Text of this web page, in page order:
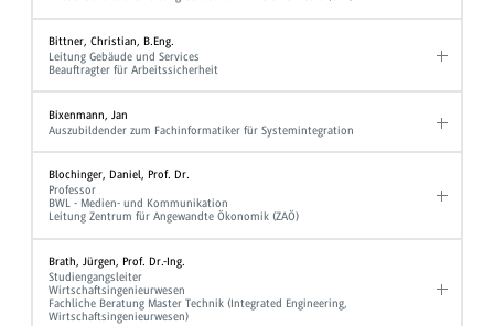
Bittner, Christian, B.Eng.
Leitung Gebäude und Services
Beauftragter für Arbeitssicherheit
Bixenmann, Jan
Auszubildender zum Fachinformatiker für Systemintegration
Blochinger, Daniel, Prof. Dr.
Professor
BWL - Medien- und Kommunikation
Leitung Zentrum für Angewandte Ökonomik (ZAÖ)
Brath, Jürgen, Prof. Dr.-Ing.
Studiengangsleiter
Wirtschaftsingenieurwesen
Fachliche Beratung Master Technik (Integrated Engineering,
Wirtschaftsingenieurwesen)